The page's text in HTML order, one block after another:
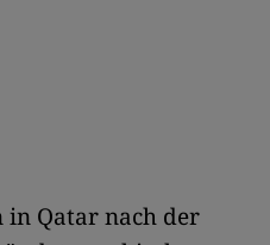
in Qatar nach der